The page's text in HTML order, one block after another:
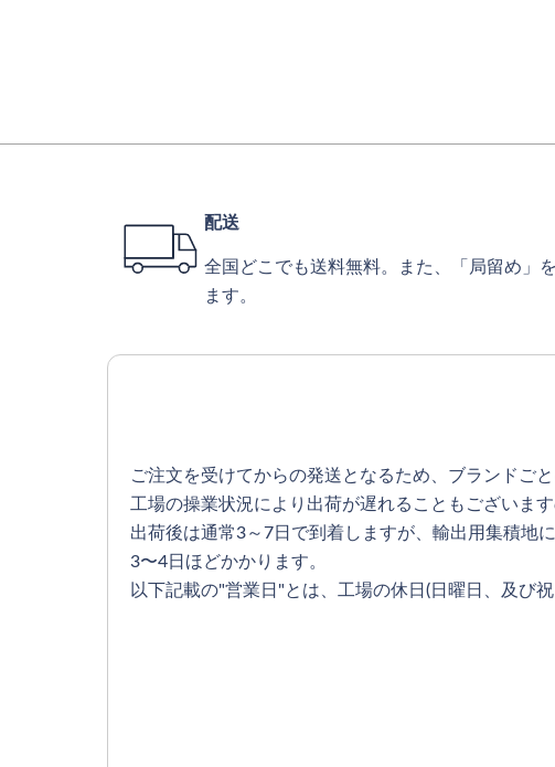
配送
全国どこでも送料無料。また、「局留め」
ます。
ご注文を受けてからの発送となるため、ブランドご
工場の操業状況により出荷が遅れることもございま
出荷後は通常3～7日で到着しますが、輸出用集積地
3〜4日ほどかかります。
以下記載の"営業日"とは、工場の休日(日曜日、及び祝